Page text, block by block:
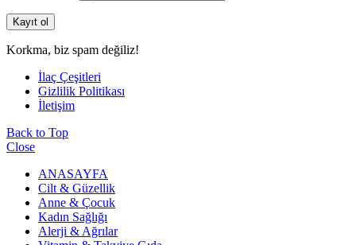
Korkma, biz spam değiliz!
İlaç Çeşitleri
Gizlilik Politikası
İletişim
Back to Top
Close
ANASAYFA
Cilt & Güzellik
Anne & Çocuk
Kadın Sağlığı
Alerji & Ağrılar